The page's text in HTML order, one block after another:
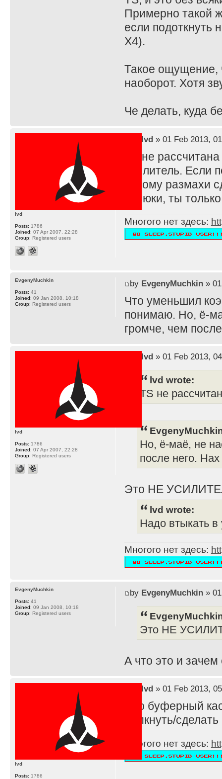
Примерно такой
если подоткнуть
X4).
Такое ощущение,
наоборот. Хотя
Че делать, куда
lvd» 01 Feb 2013,
TS не
усилитель. Если
потому размахи
резюки, ты
Многого нет здесь:
lvd
Posts: 1786
Joined: 07 Apr 2007, 22:28
Group: Registered users
by EvgenyMuchkin» 01
Что уменьшил
понимаю. Но, ё-
громче, чем
EvgenyMuchkin
Posts: 41
Joined: 09 Jan 2008, 10:18
Group: Registered users
lvd» 01 Feb 2013,
lvd wrote:
TS не
Но, ё-маё, не
после него.
Это НЕ
lvd wrote:
Надо втыкать в
Многого нет здесь:
lvd
Posts: 1786
Joined: 07 Apr 2007, 22:28
Group: Registered users
by EvgenyMuchkin» 01
Это НЕ
А что это и
EvgenyMuchkin
Posts: 41
Joined: 09 Jan 2008, 10:18
Group: Registered users
lvd» 01 Feb 2013,
Это буферный
замкнуть/
Многого нет здесь:
lvd
Posts: 1786